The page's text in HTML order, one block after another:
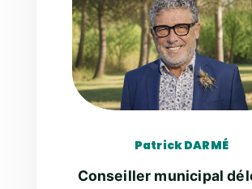
Patrick DARMÉ
Conseiller municipal